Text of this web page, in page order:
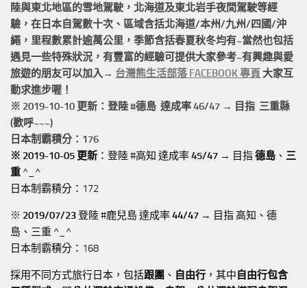
陸與東北地區的雪地駕駛 ，北海道及東北岩手夜間駕駛等經
驗，在日本自駕數十次、區域含括北海道/本州/九州/四國/沖
繩， 里程數累計逾萬公里 ，季節含括春夏秋冬均有~當然也包括
遇見一些特殊狀況，有豐富的經驗可提供大家參考~有興趣與愛
旅遊的朋友可以加入→ 台灣熊生活部落 FACEBOOK 專頁 大家互
動求進步喔！
※ 2019-10-10 更新：登陸 #德島 達成率 46/47 → 目指 三重縣
(歡呼~~~)
日本制霸積分：176
※ 2019-10-05 更新 ：登陸 #高知 達成率45/47 → 目指德島 、 三
重 ^_^
日本制霸積分：172
※ 2019/07/23登陸 #鹿兒島 達成率44/47 → 目指 高知、德
島、三重 ^_^
日本制霸積分：168
採用不同方式旅行日本，包括跟團 、 自由行 ，其中自由行包含